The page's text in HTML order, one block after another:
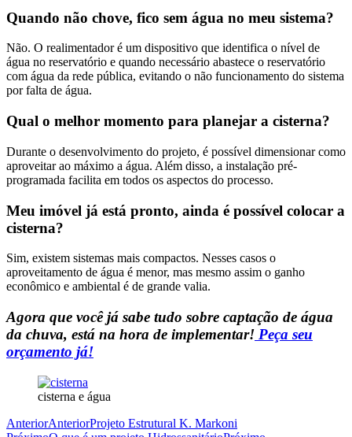
Quando não chove, fico sem água no meu sistema?
Não. O realimentador é um dispositivo que identifica o nível de
água no reservatório e quando necessário abastece o reservatório
com água da rede pública, evitando o não funcionamento do sistema
por falta de água.
Qual o melhor momento para planejar a cisterna?
Durante o desenvolvimento do projeto, é possível dimensionar como
aproveitar ao máximo a água. Além disso, a instalação pré-
programada facilita em todos os aspectos do processo.
Meu imóvel já está pronto, ainda é possível colocar a
cisterna?
Sim, existem sistemas mais compactos. Nesses casos o
aproveitamento de água é menor, mas mesmo assim o ganho
econômico e ambiental é de grande valia.
Agora que você já sabe tudo sobre captação de água
da chuva, está na hora de implementar! Peça seu
orçamento já!
cisterna e água
AnteriorAnteriorProjeto Estrutural K. Markoni